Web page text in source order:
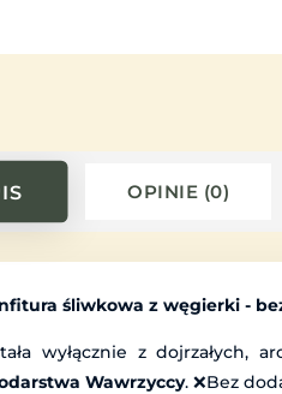
OPINIE (0)
śliwkowa z węgierki -
wyłącznie z dojrzałych,
Wawrzyccy. ❌Bez